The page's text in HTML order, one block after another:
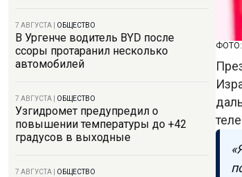
7 АВГУСТА ОБЩЕСТВО
В Ургенче водитель BYD после
ссоры протаранил несколько
автомобилей
7 АВГУСТА ОБЩЕСТВО
Узгидромет предупредил о
повышении температуры до +42
градусов в выходные
7 АВГУСТА ОБЩЕСТВО
ФОТО: